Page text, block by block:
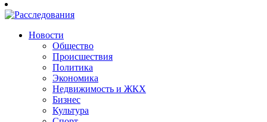
Новости
Общество
Происшествия
Политика
Экономика
Недвижимость и ЖКХ
Бизнес
Культура